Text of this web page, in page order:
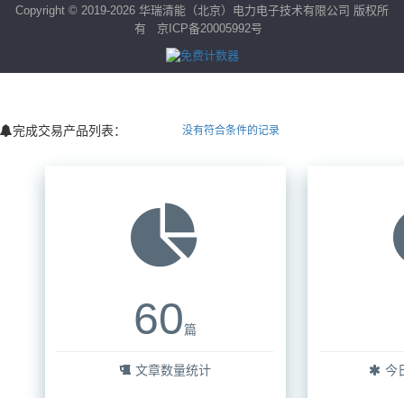
Copyright © 2019-2026 华瑞清能（北京）电力电子技术有限公司 版权所
有 京ICP备20005992号
完成交易产品列表： 没有符合条件的记录
60篇
文章数量统计 今